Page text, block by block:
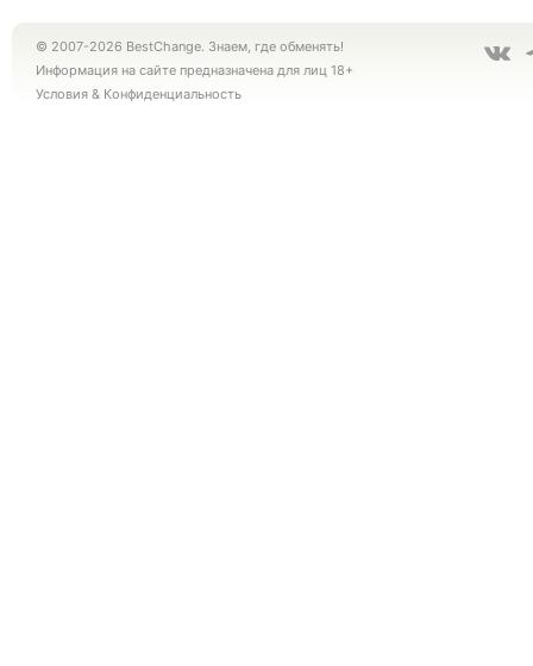
© 2007-2026 BestChange. Знаем, где обменять!
Информация на сайте предназначена для лиц 18+
Условия & Конфиденциальность